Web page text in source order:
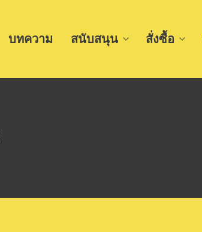
บทความ สนับสนุน สั่งซื้อ